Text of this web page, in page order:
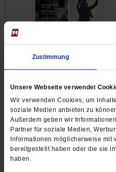
Zustimmung
Unsere Webseite verwendet
Wir verwenden Cookies, um
soziale Medien anbieten zu
Außerdem geben wir
Partner für soziale Medien,
Informationen möglicherweise mit
bereitgestellt haben oder die sie
haben.
Heil bleiben
in heillosen Zeiten... mehr
12.00 CHF
/
9.50 €